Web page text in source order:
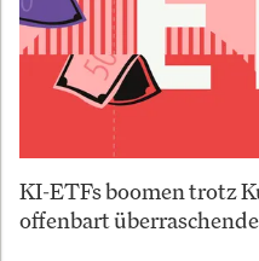
KI-ETFs boomen trotz
offenbart